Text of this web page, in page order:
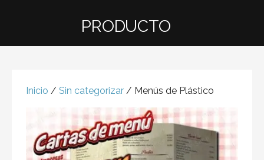
PRODUCTO
Inicio / Sin categorizar / Menús de Plástico